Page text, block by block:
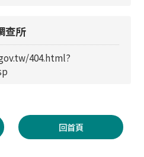
查所
404.html?
回首頁